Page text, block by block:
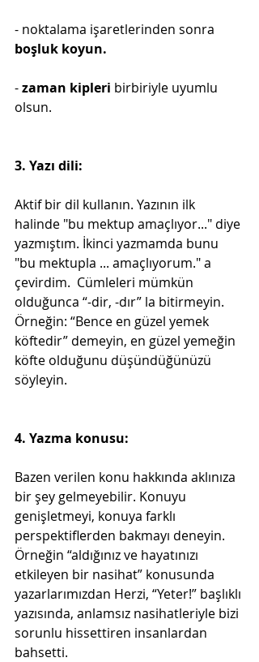
- noktalama işaretlerinden sonra
boşluk koyun.
- zaman kipleri birbiriyle uyumlu
olsun.
3. Yazı dili:
Aktif bir dil kullanın. Yazının ilk
halinde "bu mektup amaçlıyor..." diye
yazmıştım. İkinci yazmamda bunu
"bu mektupla ... amaçlıyorum." a
çevirdim.  Cümleleri mümkün
olduğunca “-dir, -dır” la bitirmeyin.
Örneğin: “Bence en güzel yemek
köftedir” demeyin, en güzel yemeğin
köfte olduğunu düşündüğünüzü
söyleyin.
4. Yazma konusu:
Bazen verilen konu hakkında aklınıza
bir şey gelmeyebilir. Konuyu
genişletmeyi, konuya farklı
perspektiflerden bakmayı deneyin.
Örneğin “aldığınız ve hayatınızı
etkileyen bir nasihat” konusunda
yazarlarımızdan Herzi, “Yeter!” başlıklı
yazısında, anlamsız nasihatleriyle bizi
sorunlu hissettiren insanlardan
bahsetti.